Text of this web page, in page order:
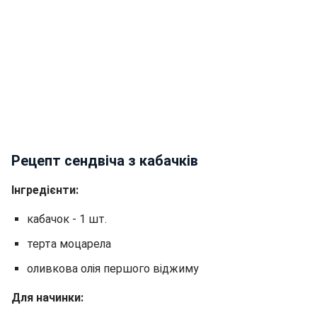
Рецепт сендвіча з кабачків
Інгредієнти:
кабачок - 1 шт.
терта моцарела
оливкова олія першого віджиму
Для начинки: